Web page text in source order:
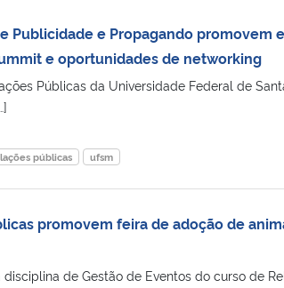
Publicidade e Propagando promovem
e oportunidades de networking
Públicas da Universidade Federal de
públicas ufsm
promovem feira de adoção de
de Gestão de Eventos do curso de